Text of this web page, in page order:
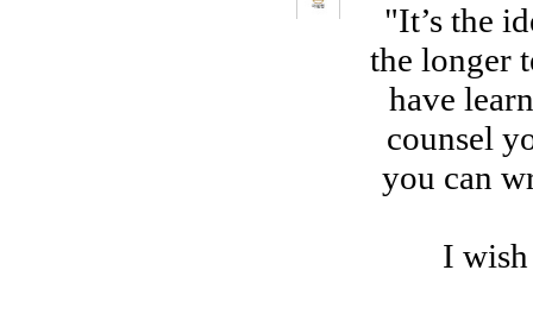
"It’s the
the longer
have
counsel
you can
I